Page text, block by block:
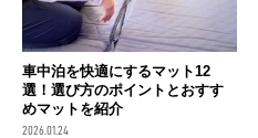
車中泊を快適にするマット12
選！選び方のポイントとおすす
めマットを紹介
2026.01.24